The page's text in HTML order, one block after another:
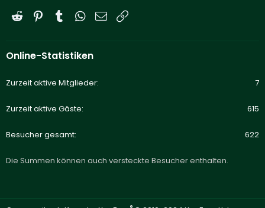
Reddit PinterestTumblrWhatsApp
E-Mail
Online-Statistiken
Zurzeit aktive Mitglieder 7
Zurzeit aktive Gäste 615
Besucher gesamt 622
Die Summen können auch versteckte Besucher enthalten.